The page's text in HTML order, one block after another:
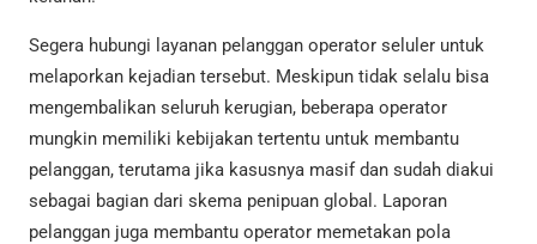
Segera hubungi layanan pelanggan operator seluler untuk
melaporkan kejadian tersebut. Meskipun tidak selalu bisa
mengembalikan seluruh kerugian, beberapa operator
mungkin memiliki kebijakan tertentu untuk membantu
pelanggan, terutama jika kasusnya masif dan sudah diakui
sebagai bagian dari skema penipuan global. Laporan
pelanggan juga membantu operator memetakan pola